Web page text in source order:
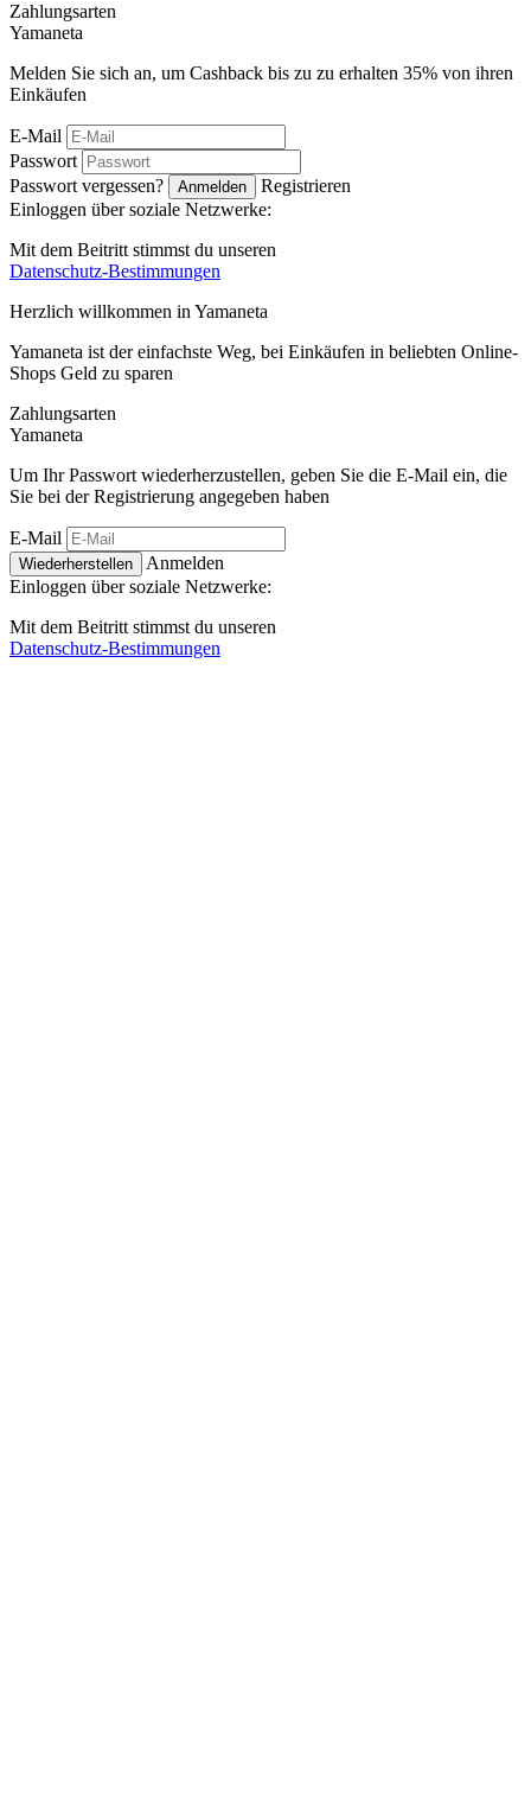
Zahlungsarten
Yamaneta
Melden Sie sich an, um Cashback bis zu zu erhalten 35% von ihren
Einkäufen
E-Mail
Passwort
Passwort vergessen?
Anmelden
Registrieren
Einloggen über soziale Netzwerke:
Mit dem Beitritt stimmst du unseren
Datenschutz-Bestimmungen
Herzlich willkommen in Yamaneta
Yamaneta ist der einfachste Weg, bei Einkäufen in beliebten Online-
Shops Geld zu sparen
Zahlungsarten
Yamaneta
Um Ihr Passwort wiederherzustellen, geben Sie die E-Mail ein, die
Sie bei der Registrierung angegeben haben
E-Mail
Wiederherstellen
Anmelden
Einloggen über soziale Netzwerke:
Mit dem Beitritt stimmst du unseren
Datenschutz-Bestimmungen